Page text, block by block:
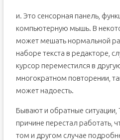
и. Это сенсорная панель,
компьютерную мышь. В
может мешать нормальной
наборе текста в редакторе,
курсор переместился в
многократном повторении,
может надоесть.
Бывают и обратные ситуации,
причине перестал работать,
том и другом случае